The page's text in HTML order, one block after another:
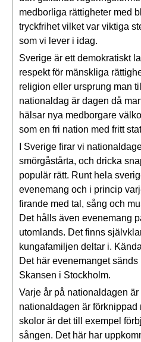
medborliga rättigheter med
tryckfrihet vilket var viktiga
som vi lever i idag.
Sverige är ett demokratiskt
respekt för mänskliga
religion eller ursprung man
nationaldag är dagen då
hälsar nya medborgare
som en fri nation med fritt
I Sverige firar vi
smörgåstårta, och dricka
populär rätt. Runt hela
evenemang och i princip
firande med tal, sång och
Det hålls även evenemang
utomlands. Det finns
kungafamiljen deltar i.
Det här evenemanget
Skansen i Stockholm.
Varje år på nationaldagen
nationaldagen är förknippad
skolor är det till exempel
sången. Det här har